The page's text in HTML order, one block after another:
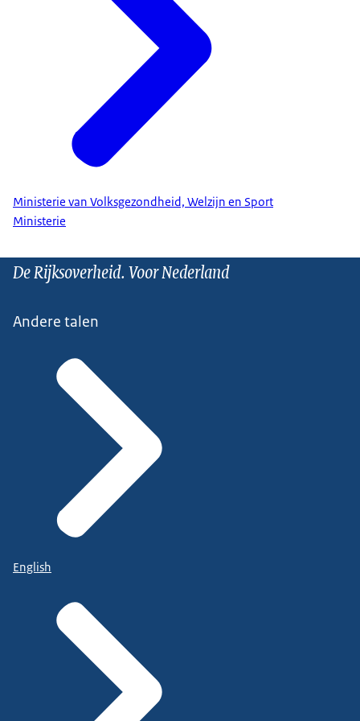
Ministerie van Volksgezondheid, Welzijn en Sport
Ministerie
De Rijksoverheid. Voor Nederland
Andere talen
English